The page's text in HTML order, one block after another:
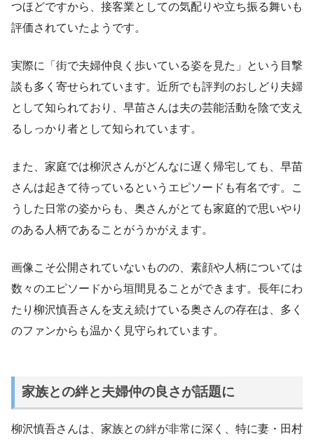
つほどですから、接客業としての気配りや立ち振る舞いも
評価されていたようです。
実際に「街で夫婦仲良く歩いている姿を見た」という目撃
談も多く寄せられています。近所でも評判のおしどり夫婦
として知られており、早苗さんは夫の芸能活動を陰で支え
るしっかり者として知られています。
また、家庭では柳沢さんがどんなに遅く帰宅しても、早苗
さんは起きて待っているというエピソードも有名です。こ
うした日常の姿からも、奥さんがとても家庭的で思いやり
のある人柄であることがうかがえます。
画像こそ公開されていないものの、素顔や人柄については
数々のエピソードから垣間見ることができます。長年にわ
たり柳沢慎吾さんを支え続けている奥さんの存在は、多く
のファンからも温かく見守られています。
家族との絆と夫婦仲の良さが話題に
柳沢慎吾さんは、家族との絆が非常に深く、特に妻・田村